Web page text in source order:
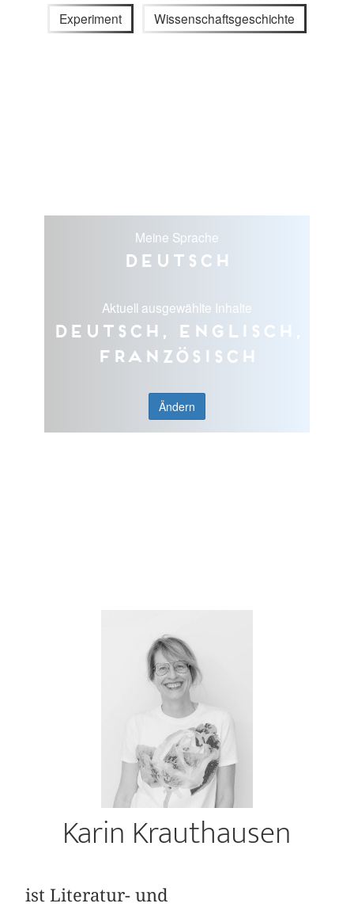
Experiment Wissenschaftsgeschichte
Meine Sprache
Deutsch
Aktuell ausgewählte Inhalte
Deutsch, Englisch,
Französisch
Ändern
Karin Krauthausen
ist Literatur- und